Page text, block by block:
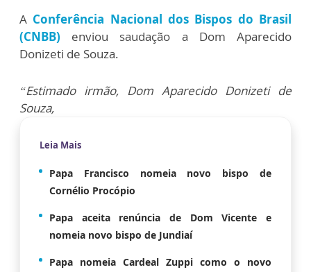
A Conferência Nacional dos Bispos do Brasil
(CNBB)
enviou saudação a Dom Aparecido
Donizeti de Souza.
“Estimado irmão, Dom Aparecido Donizeti de
Souza,
Leia Mais
Papa Francisco nomeia novo bispo de
Cornélio Procópio
Papa aceita renúncia de Dom Vicente e
nomeia novo bispo de Jundiaí
Papa nomeia Cardeal Zuppi como o novo